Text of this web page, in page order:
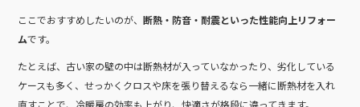
ここでおすすめしたいのが、断熱・防音・耐震といった性能向上リフォー
ムです。
たとえば、古い家の壁の中は断熱材が入っていなかったり、劣化している
ケースも多く、せっかくクロスや床を張り替えるなら一緒に断熱材を入れ
直すことで、冷暖房の効率も上がり、快適さが格段に違ってきます。